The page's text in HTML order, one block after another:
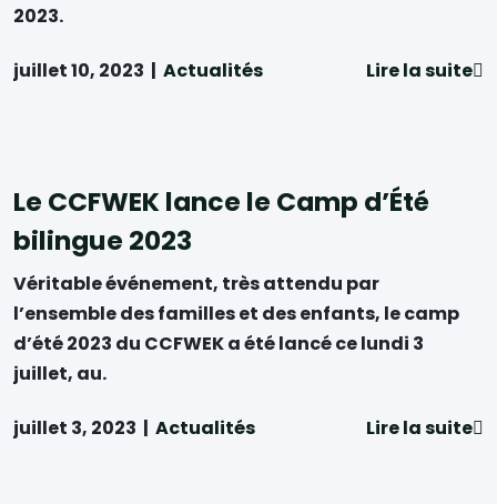
2023.
juillet 10, 2023 | Actualités Lire la suite
Le CCFWEK lance le Camp d’Été
bilingue 2023
Véritable événement, très attendu par
l’ensemble des familles et des enfants, le camp
d’été 2023 du CCFWEK a été lancé ce lundi 3
juillet, au.
juillet 3, 2023 | Actualités Lire la suite